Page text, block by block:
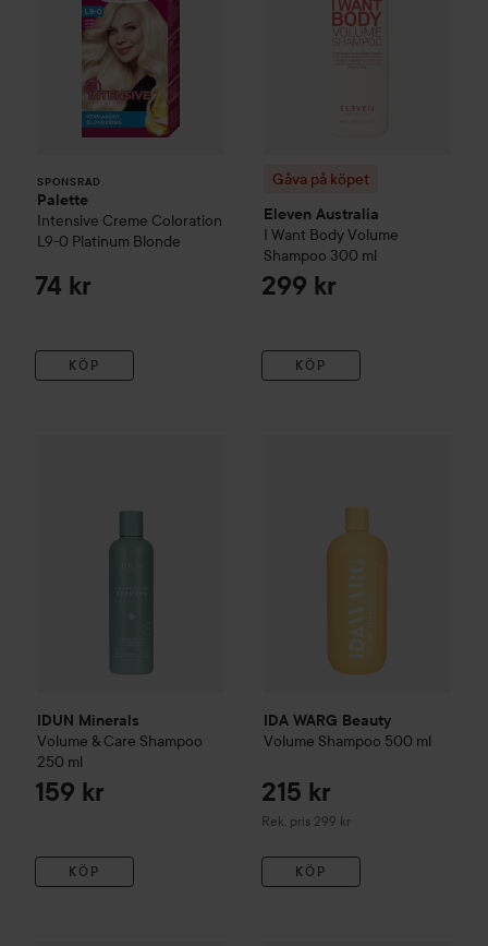
SPONSRAD
Palette
Intensive Creme Coloration
L9-0 Platinum Blonde
74 kr
KÖP
Gåva på köpet
Eleven Australia
I Want Body Volume
Shampoo 300 ml
299 kr
KÖP
IDUN Minerals
Volume & Care Shampoo
250 ml
159 kr
KÖP
IDA WARG Beauty
Volume Shampoo 500 ml
215 kr
Rek. pris 299 kr
Rekommenderat pris 299 kr
KÖP